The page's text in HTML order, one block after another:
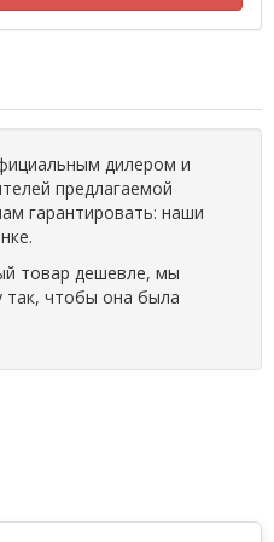
дилером и
предлагаемой
гарантировать: наши
товар дешевле, мы
так, чтобы она была